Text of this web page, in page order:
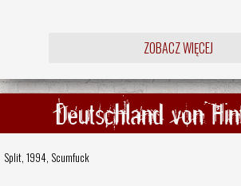
ZOBACZ WIĘCEJ
Deutschland von
Split, 1994, Scumfuck